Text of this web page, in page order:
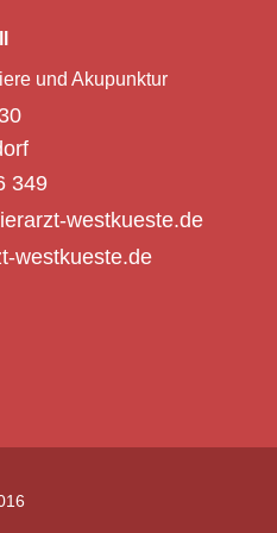
und Akupunktur
349
westkueste.de
westkueste.de